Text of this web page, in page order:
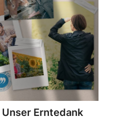
Erntedank